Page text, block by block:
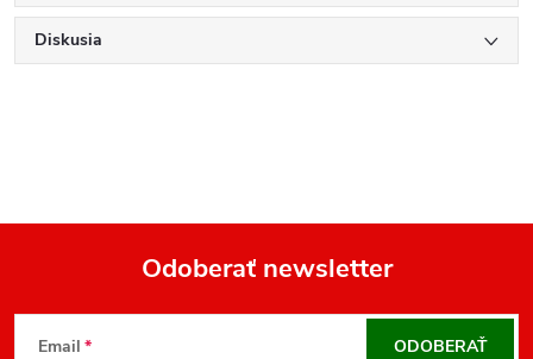
Diskusia
Odoberať newsletter
Email ODOBERAŤ